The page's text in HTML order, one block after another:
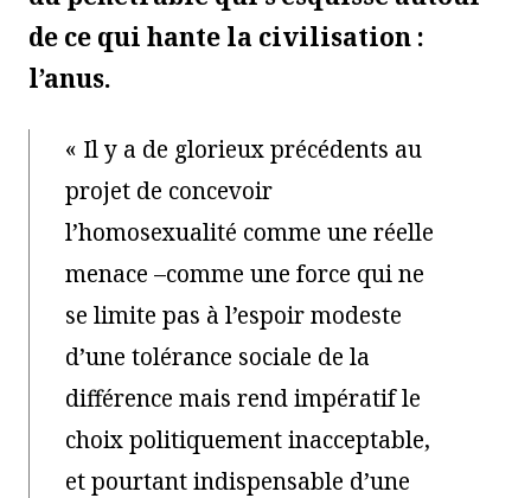
de ce qui hante la civilisation :
l’anus.
« Il y a de glorieux précédents au
projet de concevoir
l’homosexualité comme une réelle
menace –comme une force qui ne
se limite pas à l’espoir modeste
d’une tolérance sociale de la
différence mais rend impératif le
choix politiquement inacceptable,
et pourtant indispensable d’une